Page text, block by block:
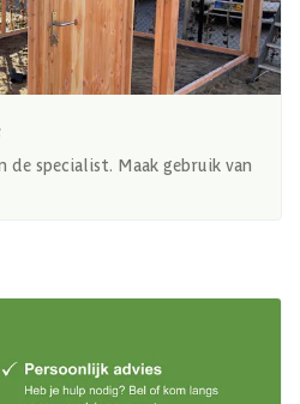
de specialist. Maak gebruik van